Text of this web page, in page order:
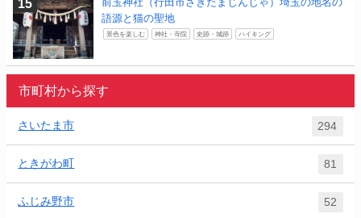
語源と猫の聖地
景色を楽しむ 神社・寺院 史跡・城跡 ハイキング
市町村から探す
さいたま市 294
ときがわ町 81
ふじみ野市 52